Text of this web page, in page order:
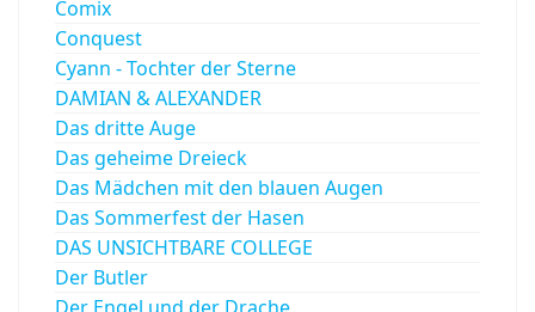
Comix
Conquest
Cyann - Tochter der Sterne
DAMIAN & ALEXANDER
Das dritte Auge
Das geheime Dreieck
Das Mädchen mit den blauen Augen
Das Sommerfest der Hasen
DAS UNSICHTBARE COLLEGE
Der Butler